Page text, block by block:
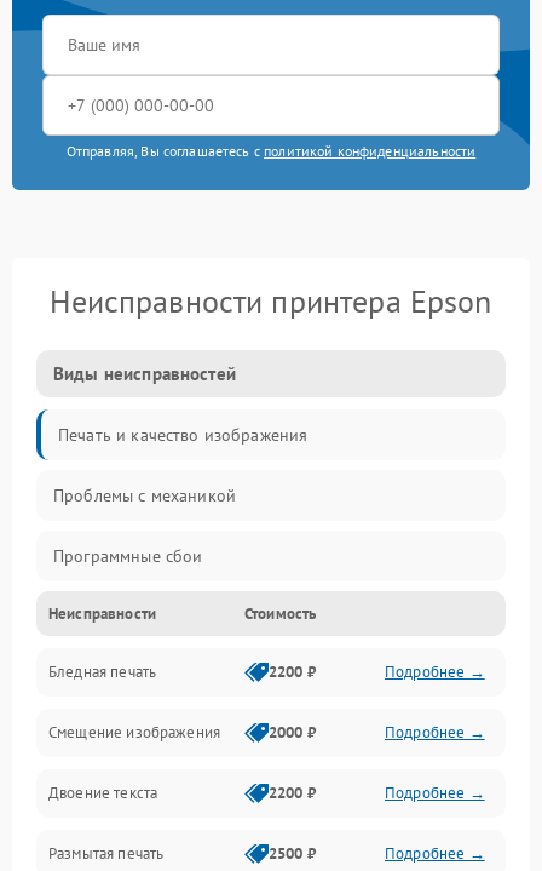
Отправляя, Вы соглашаетесь с политикой конфиденциальности
Неисправности принтера Epson
Виды неисправностей
Печать и качество изображения
Проблемы с механикой
Программные сбои
Программные ошибки
Картриджи и расходники
Механика и узлы
Подключение и интерфейсы
Панель управления и индикация
Неисправности Стоимость
Бледная печать 2200 ₽ Подробнее →
Смещение изображения 2000 ₽ Подробнее →
Двоение текста 2200 ₽ Подробнее →
Размытая печать 2500 ₽ Подробнее →